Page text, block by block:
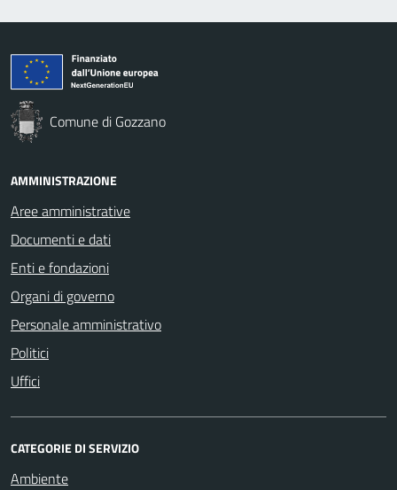
Comune di Gozzano
AMMINISTRAZIONE
Aree amministrative
Documenti e dati
Enti e fondazioni
Organi di governo
Personale amministrativo
Politici
Uffici
CATEGORIE DI SERVIZIO
Ambiente